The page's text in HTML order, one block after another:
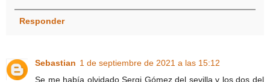
Responder
Sebastian 1 de septiembre de 2021 a las 15:12
Se me había olvidado Sergi Gómez del sevilla y los dos del